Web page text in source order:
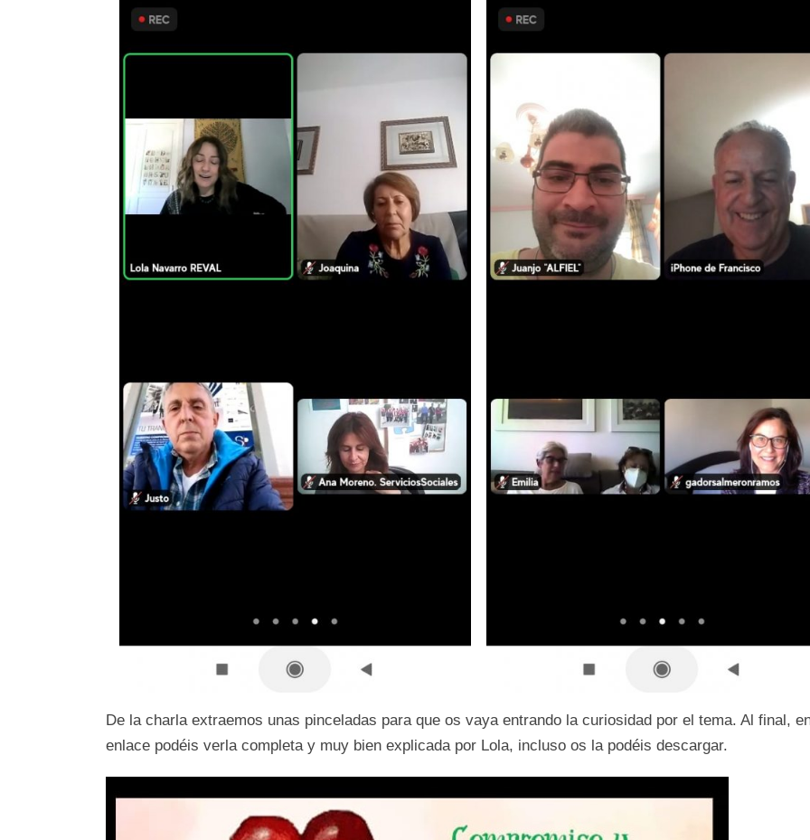
De la charla extraemos unas pinceladas para que os vaya entrando la curiosidad por el tema. Al final,
enlace podéis verla completa y muy bien explicada por Lola, incluso os la podéis descargar.